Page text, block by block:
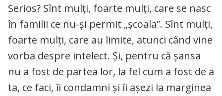
Serios? Sînt mulți, foarte mulți, care se nasc
în familii ce nu-și permit „școala”. Sînt mulți,
foarte mulți, care au limite, atunci când vine
vorba despre intelect. Și, pentru că șansa
nu a fost de partea lor, la fel cum a fost de a
ta, ce faci, îi condamni și îi așezi la marginea